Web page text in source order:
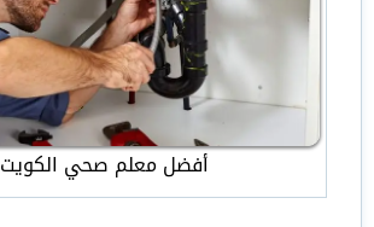
أفضل معلم صحي الكويت